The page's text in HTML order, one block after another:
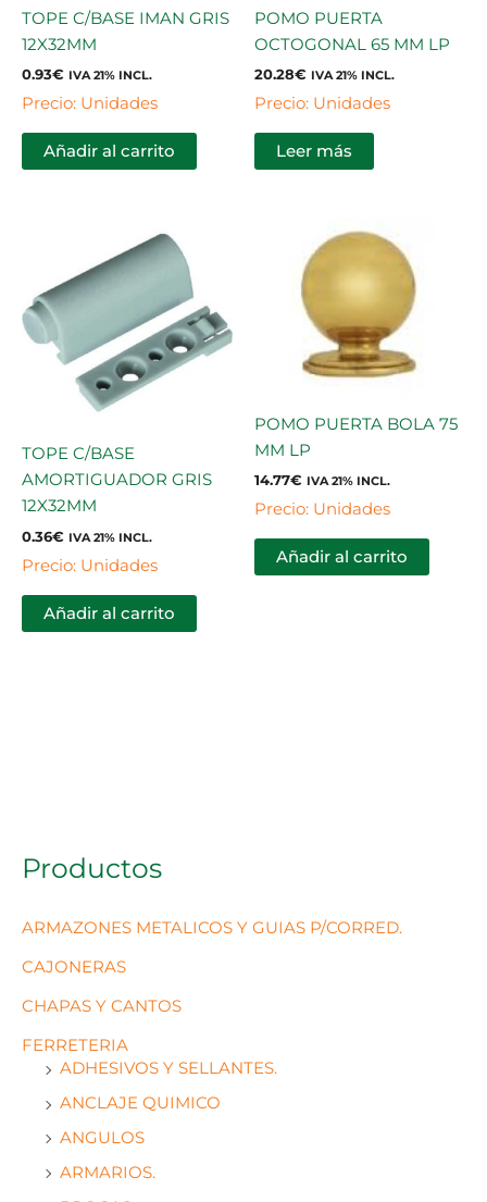
Productos
ARMAZONES METALICOS Y GUIAS P/CORRED.
CAJONERAS
CHAPAS Y CANTOS
FERRETERIA
ADHESIVOS Y SELLANTES.
ANCLAJE QUIMICO
ANGULOS
ARMARIOS.
TOPE C/BASE IMAN GRIS
12X32MM
0.93€ IVA 21% INCL.
Precio: Unidades
Añadir al carrito
POMO PUERTA
OCTOGONAL 65 MM LP
20.28€ IVA 21% INCL.
Precio: Unidades
Leer más
TOPE C/BASE
AMORTIGUADOR GRIS
12X32MM
0.36€ IVA 21% INCL.
Precio: Unidades
Añadir al carrito
POMO PUERTA BOLA 75
MM LP
14.77€ IVA 21% INCL.
Precio: Unidades
Añadir al carrito